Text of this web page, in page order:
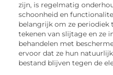
zijn, is regelmatig
schoonheid en
belangrijk om ze periodiek
tekenen van slijtage en ze
behandelen met
ervoor dat ze hun
bestand blijven tegen de